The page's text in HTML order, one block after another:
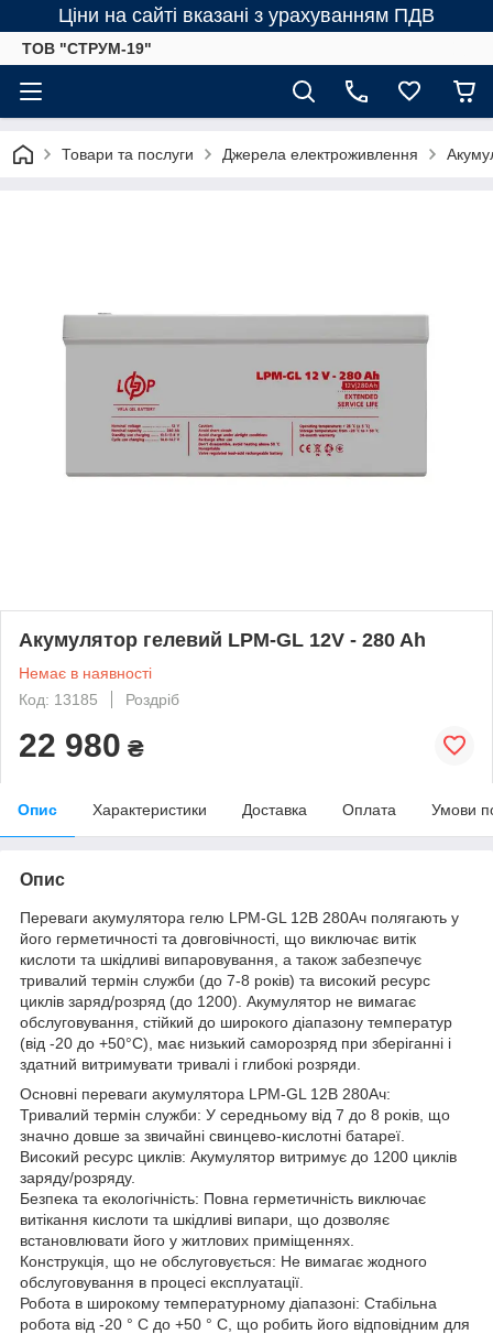
Ціни на сайті вказані з урахуванням ПДВ
ТОВ "СТРУМ-19"
Товари та послуги Джерела електроживлення
Акумулятор гелевий LPM-GL 12V - 280 Ah
Немає в наявності
Код: 13185
Роздріб
22 980 ₴
Опис Характеристики Доставка Оплата Умови
Опис
Переваги акумулятора гелю LPM-GL 12В 280Ач полягають у
його герметичності та довговічності, що виключає витік
кислоти та шкідливі випаровування, а також забезпечує
тривалий термін служби (до 7-8 років) та високий ресурс
циклів заряд/розряд (до 1200). Акумулятор не вимагає
обслуговування, стійкий до широкого діапазону температур
(від -20 до +50°С), має низький саморозряд при зберіганні і
здатний витримувати тривалі і глибокі розряди.
Основні переваги акумулятора LPM-GL 12В 280Ач:
Тривалий термін служби: У середньому від 7 до 8 років, що
значно довше за звичайні свинцево-кислотні батареї.
Високий ресурс циклів: Акумулятор витримує до 1200 циклів
заряду/розряду.
Безпека та екологічність: Повна герметичність виключає
витікання кислоти та шкідливі випари, що дозволяє
встановлювати його у житлових приміщеннях.
Конструкція, що не обслуговується: Не вимагає жодного
обслуговування в процесі експлуатації.
Робота в широкому температурному діапазоні: Стабільна
робота від -20 ° С до +50 ° С, що робить його відповідним для